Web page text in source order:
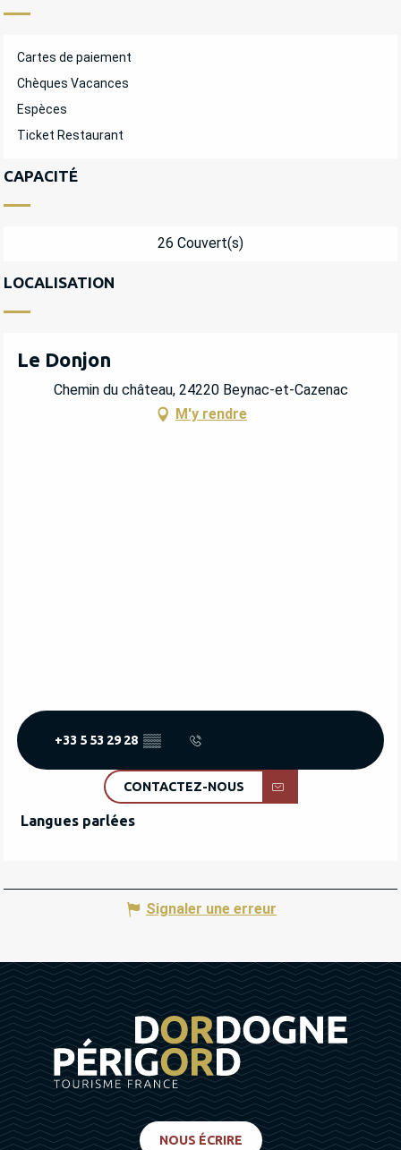
Cartes de paiement
Chèques Vacances
Espèces
Ticket Restaurant
CAPACITÉ
26 Couvert(s)
LOCALISATION
Le Donjon
Chemin du château, 24220 Beynac-et-Cazenac
M'y rendre
+33 5 53 29 28 ▒▒
CONTACTEZ-NOUS
Langues parlées
Langues parlées
Signaler une erreur
NOUS ÉCRIRE